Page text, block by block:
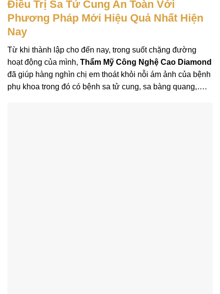
Điều Trị Sa Tử Cung An Toàn Với
Phương Pháp Mới Hiệu Quả Nhất Hiện
Nay
Từ khi thành lập cho đến nay, trong suốt chặng đường
hoạt động của mình, Thẩm Mỹ Công Nghệ Cao Diamond
đã giúp hàng nghìn chị em thoát khỏi nỗi ám ảnh của bệnh
phụ khoa trong đó có bệnh sa tử cung, sa bàng quang,….